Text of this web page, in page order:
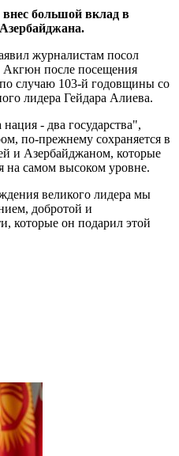
большой вклад в
журналистам посол
после посещения
случаю 103-й годовщины со
лидера Гейдара Алиева.
- два государства",
по-прежнему сохраняется в
и Азербайджаном, которые
на самом высоком уровне.
великого лидера мы
добротой и
которые он подарил этой